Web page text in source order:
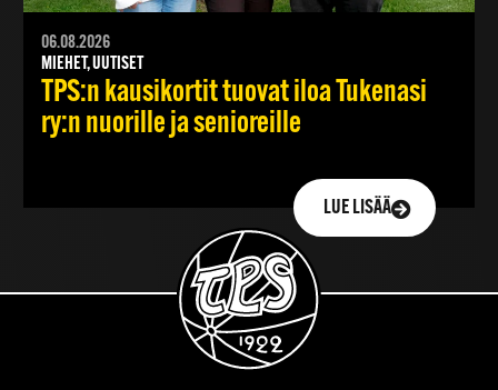
06.08.2026
MIEHET, UUTISET
TPS:n kausikortit tuovat iloa Tukenasi
ry:n nuorille ja senioreille
LUE LISÄÄ